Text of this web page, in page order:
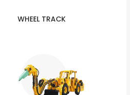
WHEEL TRACK